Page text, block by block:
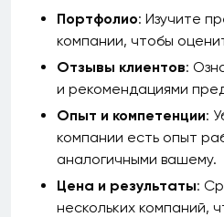
Портфолио: Изучите
компании, чтобы
Отзывы клиентов:
и рекомендациями
Опыт и компетенции:
компании есть опыт
аналогичными вашему.
Цена и результаты:
нескольких компаний,